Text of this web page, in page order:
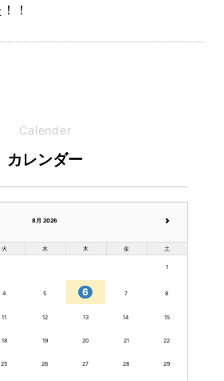
！
Calender
カレンダー
8月 2026
火 水 木 金 土
1
4 5 6 7 8
11 12 13 14 15
18 19 20 21 22
25 26 27 28 29